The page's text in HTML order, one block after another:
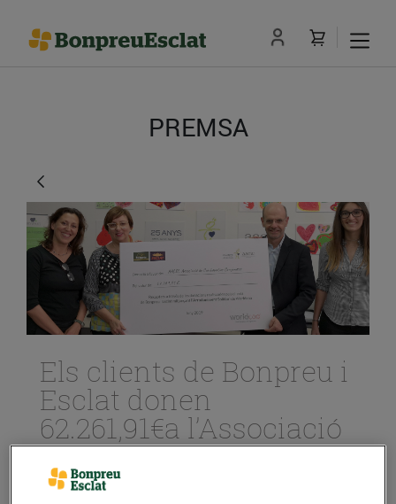
PREMSA
Els clients de Bonpreu i
Esclat donen
62.261,91€a l’Associació
d’infants amb
problemes de cor